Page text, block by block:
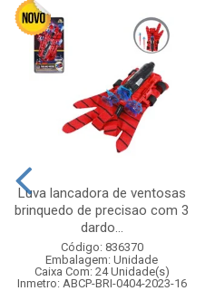
Luva lancadora de ventosas
brinquedo de precisao com 3
dardo...
Código: 836370
Embalagem: Unidade
Caixa Com: 24 Unidade(s)
Inmetro: ABCP-BRI-0404-2023-16